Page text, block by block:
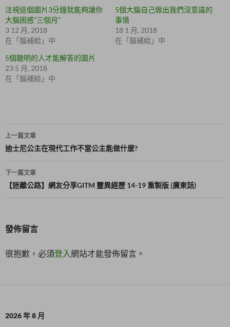
e
r
(
在
新
視
窗
開
啟
)
a
c
e
b
o
k
在
窗
中
注視這個圖片3分鐘就能夠讓你
大腦困惑”三個月”
3 12 月, 2018
在「腦補給」中
5個大腦自己做出我們沒意識的
事情
18 1 月, 2018
在「腦補給」中
5個聰明的人才能解答的圖片
23 5 月, 2018
在「腦補給」中
文
章
導
覽
上一篇文章
迪士尼公主在現代工作不當公主能做什麼?
下一篇文章
【迷離公路】網友分享GITM 靈異經歷 14-19 重製版 (廣東話)
發佈留言
很抱歉，必須登入網站才能發佈留言。
2026 年 8 月